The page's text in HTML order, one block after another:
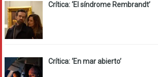
Crítica: ‘El síndrome Rembrandt’
Crítica: ‘En mar abierto’